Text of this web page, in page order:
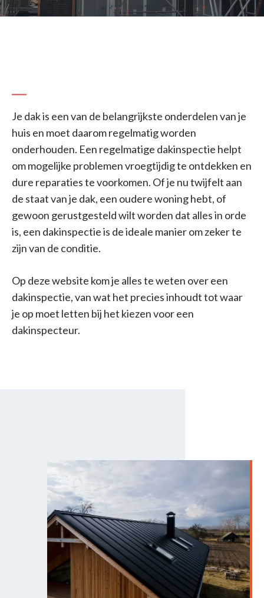
Je dak is een van de belangrijkste onderdelen van je
huis en moet daarom regelmatig worden
onderhouden. Een regelmatige dakinspectie helpt
om mogelijke problemen vroegtijdig te ontdekken en
dure reparaties te voorkomen. Of je nu twijfelt aan
de staat van je dak, een oudere woning hebt, of
gewoon gerustgesteld wilt worden dat alles in orde
is, een dakinspectie is de ideale manier om zeker te
zijn van de conditie.
Op deze website kom je alles te weten over een
dakinspectie, van wat het precies inhoudt tot waar
je op moet letten bij het kiezen voor een
dakinspecteur.